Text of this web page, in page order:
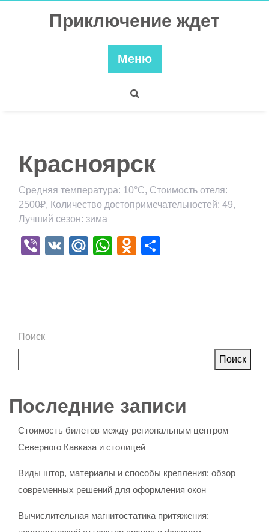
Приключение ждет
Меню
Красноярск
Средняя температура: 10°C, Стоимость отеля:
2500₽, Количество достопримечательностей: 49,
Лучший сезон: зима
Viber
VK Mail.Ru
WhatsApp
Odnoklassniki
Поиск
Поиск
Последние записи
Стоимость билетов между региональным центром
Северного Кавказа и столицей
Виды штор, материалы и способы крепления: обзор
современных решений для оформления окон
Вычислительная магнитостатика притяжения: